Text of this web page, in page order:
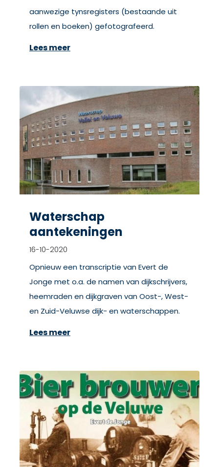
aanwezige tynsregisters (bestaande uit
rollen en boeken) gefotografeerd.
Lees meer
Waterschap
aantekeningen
16-10-2020
Opnieuw een transcriptie van Evert de
Jonge met o.a. de namen van dijkschrijvers,
heemraden en dijkgraven van Oost-, West-
en Zuid-Veluwse dijk- en waterschappen.
Lees meer